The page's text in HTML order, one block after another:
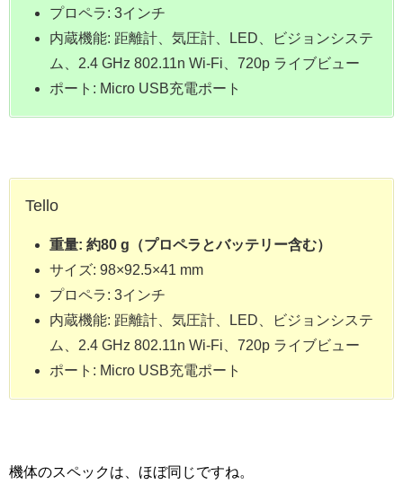
プロペラ: 3インチ
内蔵機能: 距離計、気圧計、LED、ビジョンシステ
ム、2.4 GHz 802.11n Wi-Fi、720p ライブビュー
ポート: Micro USB充電ポート
Tello
重量: 約80 g（プロペラとバッテリー含む）
サイズ: 98×92.5×41 mm
プロペラ: 3インチ
内蔵機能: 距離計、気圧計、LED、ビジョンシステ
ム、2.4 GHz 802.11n Wi-Fi、720p ライブビュー
ポート: Micro USB充電ポート
機体のスペックは、ほぼ同じですね。